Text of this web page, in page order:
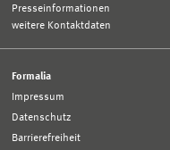
Presseinformationen
weitere Kontaktdaten
Formalia
Impressum
Datenschutz
Barrierefreiheit